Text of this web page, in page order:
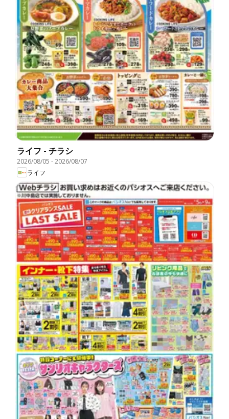
ライフ - チラシ
2026/08/05 -2026/08/07
ライフ